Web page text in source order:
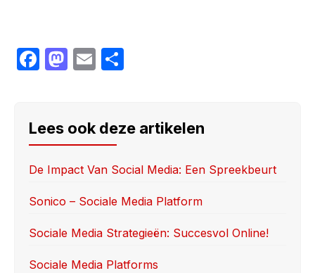
F
e
b
o
o
M
o
d
o
n
E
e
Lees ook deze artikelen
De Impact Van Social Media: Een Spreekbeurt
Sonico – Sociale Media Platform
Sociale Media Strategieën: Succesvol Online!
Sociale Media Platforms